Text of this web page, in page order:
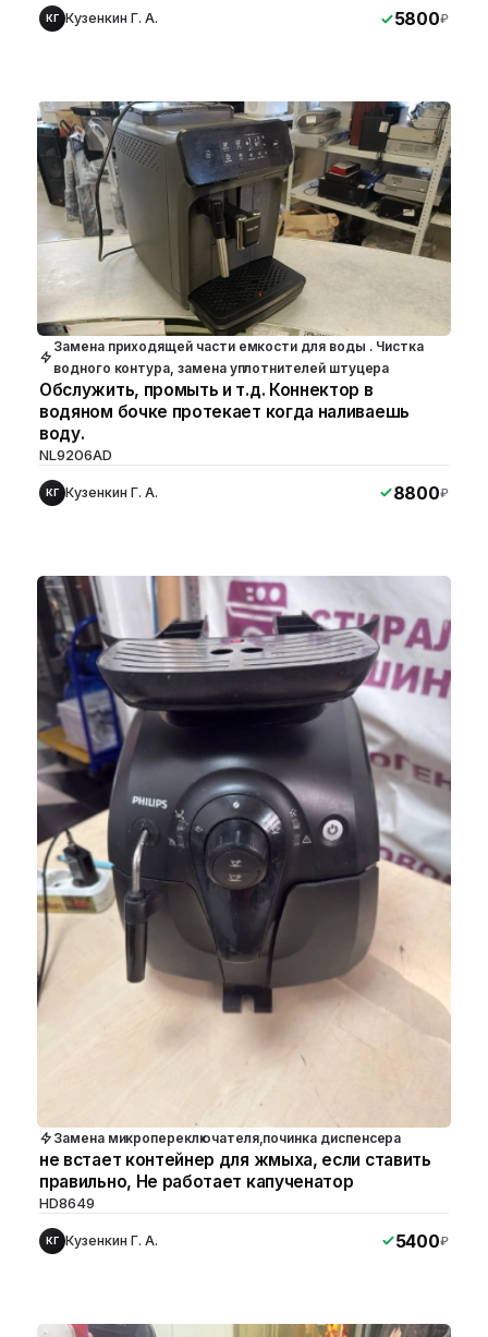
КГ Кузенкин Г. А. 5800₽
Замена приходящей части емкости для воды . Чистка
водного контура, замена уплотнителей штуцера
Обслужить, промыть и т.д. Коннектор в
водяном бочке протекает когда наливаешь
воду.
NL9206AD
КГ Кузенкин Г. А. 8800₽
Замена микропереключателя,починка диспенсера
не встает контейнер для жмыха, если ставить
правильно, Не работает капученатор
HD8649
КГ Кузенкин Г. А. 5400₽